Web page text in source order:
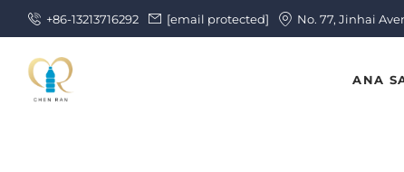
+86-13213716292 [email protected] No. 77, Jinhai
ANA